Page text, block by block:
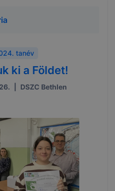
tanév
ki a Földet!
DSZC Bethlen